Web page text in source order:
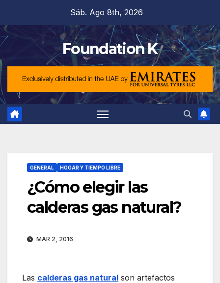
contenido
Sáb. Ago 8th, 2026
Foundation K
GENERAL HOGAR Y TIEMPO LIBRE
¿Cómo elegir las
calderas gas natural?
MAR 2, 2016
Las calderas gas natural son artefactos